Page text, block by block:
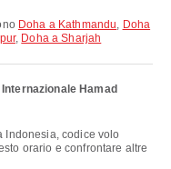
Doha a Kathmandu, Doha
, Doha a Sharjah
Hamad
orario e confrontare altre